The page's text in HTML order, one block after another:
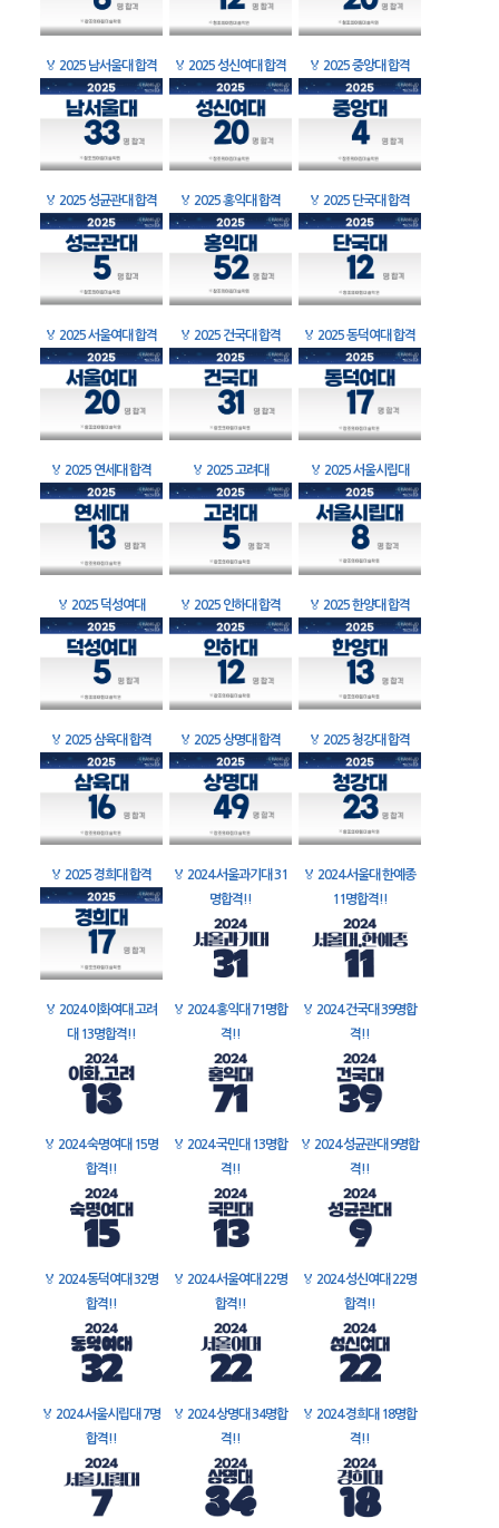
🏅 2025 남서울대 합격 🏅 2025 성신여대 합격 🏅 2025 중앙대 합격
🏅 2025 성균관대 합격 🏅 2025 홍익대 합격 🏅 2025 단국대 합격
🏅 2025 서울여대 합격 🏅 2025 건국대 합격 🏅 2025 동덕여대 합격
🏅 2025 연세대 합격 🏅 2025 고려대 🏅 2025 서울시립대
🏅 2025 덕성여대 🏅 2025 인하대 합격 🏅 2025 한양대 합격
🏅 2025 삼육대 합격 🏅 2025 상명대 합격 🏅 2025 청강대 합격
🏅 2025 경희대 합격 🏅 2024 서울과기대 31
명합격!!
🏅 2024 서울대 한예종
11명합격!!
🏅 2024 이화여대 고려
대 13명합격!!
🏅 2024 홍익대 71명합
격!!
🏅 2024 건국대 39명합
격!!
🏅 2024 숙명여대 15명
합격!!
🏅 2024 국민대 13명합
격!!
🏅 2024 성균관대 9명합
격!!
🏅 2024 동덕여대 32명
합격!!
🏅 2024 서울여대 22명
합격!!
🏅 2024 성신여대 22명
합격!!
🏅 2024 서울시립대 7명
합격!!
🏅 2024 상명대 34명합
격!!
🏅 2024 경희대 18명합
격!!